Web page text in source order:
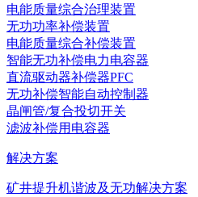
电能质量综合治理装置
无功功率补偿装置
电能质量综合补偿装置
智能无功补偿电力电容器
直流驱动器补偿器PFC
无功补偿智能自动控制器
晶闸管/复合投切开关
滤波补偿用电容器
解决方案
矿井提升机谐波及无功解决方案